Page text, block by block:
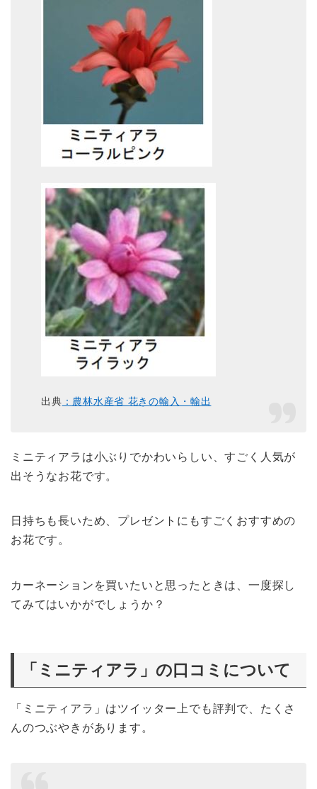
出典 ：農林水産省 花きの輸入・輸出
ミニティアラは小ぶりでかわいらしい、すごく人気が
出そうなお花です。
日持ちも長いため、プレゼントにもすごくおすすめの
お花です。
カーネーションを買いたいと思ったときは、一度探し
てみてはいかがでしょうか？
「ミニティアラ」の口コミについて
「ミニティアラ」はツイッター上でも評判で、たくさ
んのつぶやきがあります。